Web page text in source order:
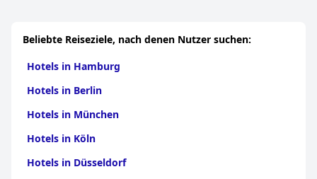
Xiangkhoang | Hotels in Saravan | Hotels in
Xekong | Hotels in Nong Khai
Beliebte Reiseziele, nach denen Nutzer suchen:
Hotels in Hamburg
Hotels in Berlin
Hotels in München
Hotels in Köln
Hotels in Düsseldorf